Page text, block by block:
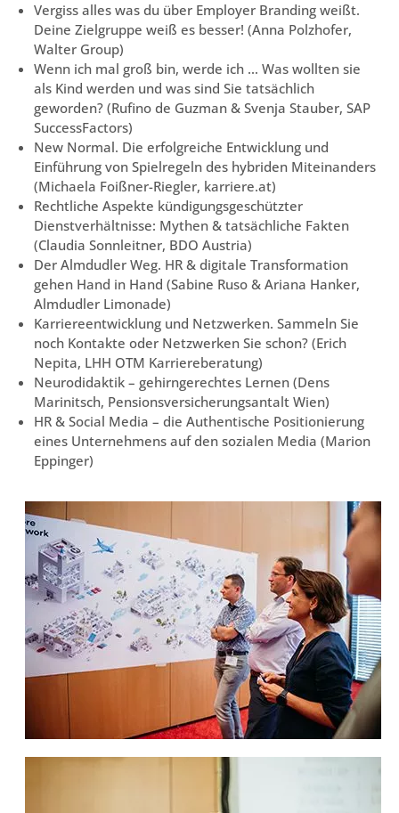
Vergiss alles was du über Employer Branding weißt.
Deine Zielgruppe weiß es besser! (Anna Polzhofer,
Walter Group)
Wenn ich mal groß bin, werde ich … Was wollten sie
als Kind werden und was sind Sie tatsächlich
geworden? (Rufino de Guzman & Svenja Stauber, SAP
SuccessFactors)
New Normal. Die erfolgreiche Entwicklung und
Einführung von Spielregeln des hybriden Miteinanders
(Michaela Foißner-Riegler, karriere.at)
Rechtliche Aspekte kündigungsgeschützter
Dienstverhältnisse: Mythen & tatsächliche Fakten
(Claudia Sonnleitner, BDO Austria)
Der Almdudler Weg. HR & digitale Transformation
gehen Hand in Hand (Sabine Ruso & Ariana Hanker,
Almdudler Limonade)
Karriereentwicklung und Netzwerken. Sammeln Sie
noch Kontakte oder Netzwerken Sie schon? (Erich
Nepita, LHH OTM Karriereberatung)
Neurodidaktik – gehirngerechtes Lernen (Dens
Marinitsch, Pensionsversicherungsantalt Wien)
HR & Social Media – die Authentische Positionierung
eines Unternehmens auf den sozialen Media (Marion
Eppinger)